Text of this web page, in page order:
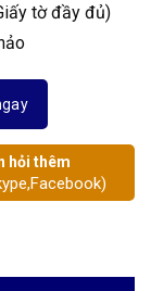
tờ đầy đủ)
hỏi thêm